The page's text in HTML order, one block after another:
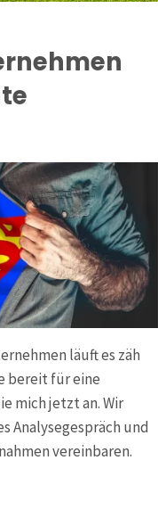
läuft es zäh
bereit für eine
mich jetzt an. Wir
Analysegespräch und
vereinbaren.